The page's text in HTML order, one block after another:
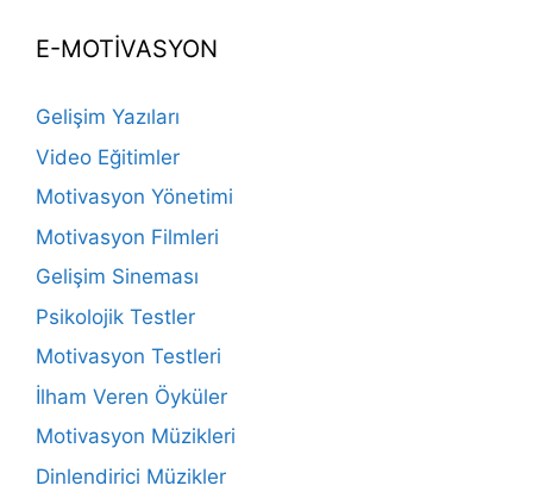
E-MOTİVASYON
Gelişim Yazıları
Video Eğitimler
Motivasyon Yönetimi
Motivasyon Filmleri
Gelişim Sineması
Psikolojik Testler
Motivasyon Testleri
İlham Veren Öyküler
Motivasyon Müzikleri
Dinlendirici Müzikler